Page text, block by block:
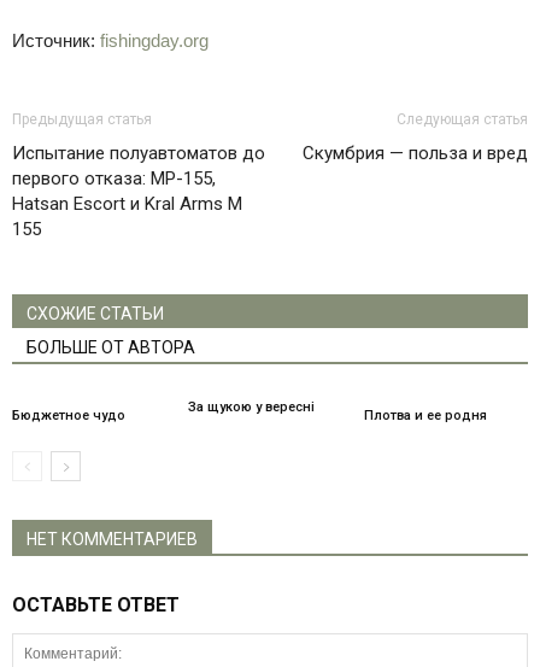
Источник: fishingday.org
Предыдущая статья
Испытание полуавтоматов до
первого отказа: МР-155,
Hatsan Escort и Kral Arms M
155
Следующая статья
Скумбрия — польза и вред
СХОЖИЕ СТАТЬИ
БОЛЬШЕ ОТ АВТОРА
Бюджетное чудо
За щукою у вересні
Плотва и ее родня
НЕТ КОММЕНТАРИЕВ
ОСТАВЬТЕ ОТВЕТ